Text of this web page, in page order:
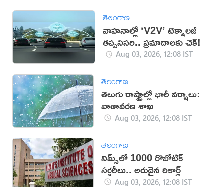
తెలంగాణ
వాహనాల్లో ‘V2V’ టెక్నాలజీ
తప్పనిసరి.. ప్రమాదాలకు చెక్!
Aug 03, 2026, 12:08 IST
తెలంగాణ
తెలుగు రాష్ట్రాల్లో భారీ వర్షాలు:
వాతావరణ శాఖ
Aug 03, 2026, 12:08 IST
తెలంగాణ
నిమ్స్‌లో 1000 రొబోటిక్
సర్జరీలు.. అరుదైన రికార్డ్
Aug 03, 2026, 12:08 IST